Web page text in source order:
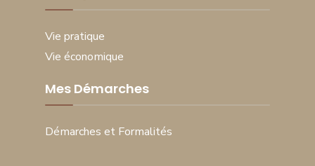
Vie pratique
Vie économique
Mes Démarches
Démarches et Formalités